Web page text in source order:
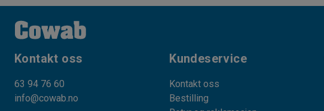
Kontakt oss
63 94 76 60
info@cowab.no
Kundeservice
Kontakt oss
Bestilling